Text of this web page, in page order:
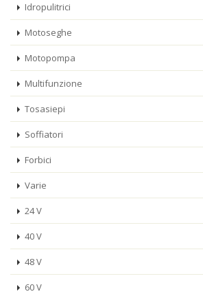
Idropulitrici
Motoseghe
Motopompa
Multifunzione
Tosasiepi
Soffiatori
Forbici
Varie
24 V
40 V
48 V
60 V